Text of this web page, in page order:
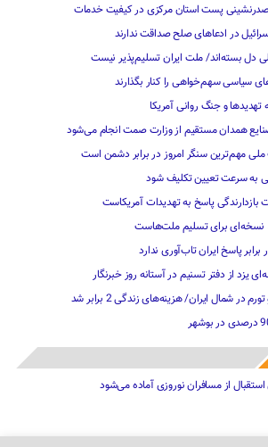
صدرنشینی پست استان مرکزی در کیفیت خدمات
در ادعاهای صلح صداقت ندارند
دل بسته‌اند/ ملت ایران تسلیم‌پذیر نیست
سیاسی سهم‌خواهی را کنار بگذارند
تهدیدها و جنگ روانی آمریکا
همدان مستقیم از وزارت صمت انجام می‌شود
مهم‌ترین سنگر امروز در برابر دشمن است
به سرعت تعیین تکلیف شود
پاسخ به تهدیدات آمریکاست
برای تسلیم ملت‌هاست
برابر پاسخ ایران تاب‌آوری ندارد
یزد از دفتر تسنیم در آستانه روز خبرنگار
در شمال ایران/ هزینه‌های زندگی 2 برابر ‌شد
از مسافران نوروزی آماده می‌شود